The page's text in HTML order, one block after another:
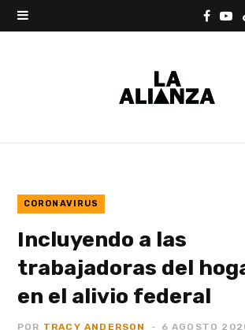
F Y
CORONAVIRUS
Incluyendo a las
trabajadoras del
en el alivio federal
POR TRACY ANDERSON 6 AGOSTO